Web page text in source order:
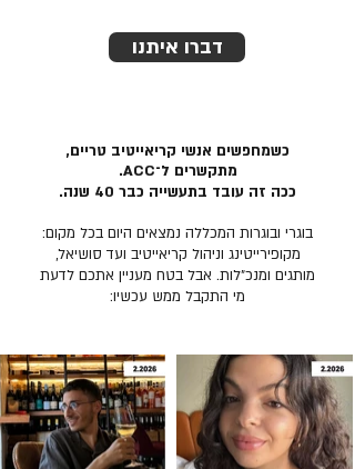
דברו איתנו
כשמחפשים אנשי קריאייטיב טריים,
מתקשרים ל־ACC.
ככה זה עובד בתעשייה כבר 40 שנה.
בוגרי ובוגרות המכללה נמצאים היום בכל מקום:
מקופירייטינג וניהול קריאייטיב ועד סושיאל,
מותגים ומנכ״לות. אבל בטח מעניין אתכם לדעת
מי התקבל ממש עכשיו: